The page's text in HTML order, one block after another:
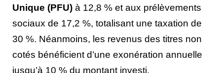
Unique (PFU) à 12,8 % et aux prélèvements
sociaux de 17,2 %, totalisant une taxation de
30 %. Néanmoins, les revenus des titres non
cotés bénéficient d’une exonération annuelle
jusqu’à 10 % du montant investi.